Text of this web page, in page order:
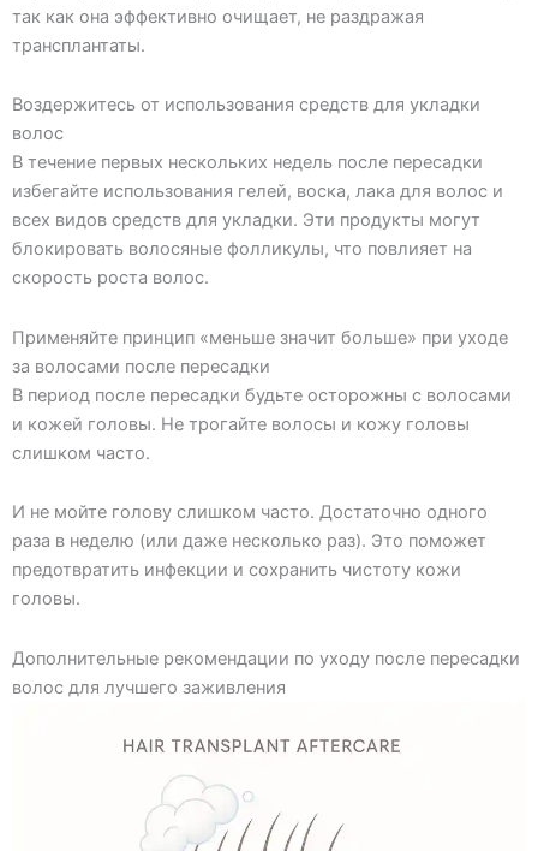
так как она эффективно очищает, не раздражая
трансплантаты.
Воздержитесь от использования средств для укладки
волос
В течение первых нескольких недель после пересадки
избегайте использования гелей, воска, лака для волос и
всех видов средств для укладки. Эти продукты могут
блокировать волосяные фолликулы, что повлияет на
скорость роста волос.
Применяйте принцип «меньше значит больше» при уходе
за волосами после пересадки
В период после пересадки будьте осторожны с волосами
и кожей головы. Не трогайте волосы и кожу головы
слишком часто.
И не мойте голову слишком часто. Достаточно одного
раза в неделю (или даже несколько раз). Это поможет
предотвратить инфекции и сохранить чистоту кожи
головы.
Дополнительные рекомендации по уходу после пересадки
волос для лучшего заживления